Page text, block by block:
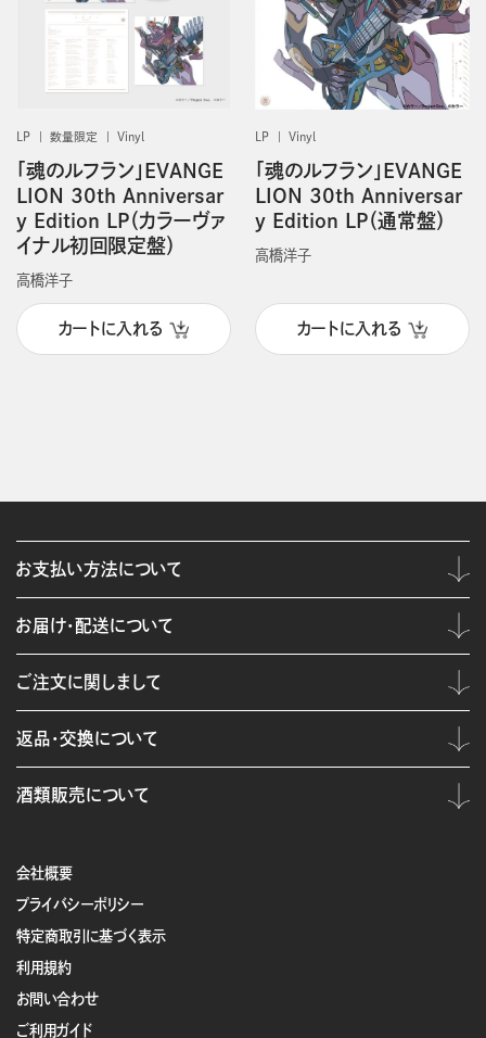
LP 数量限定 Vinyl
「魂のルフラン」EVANGE
LION 30th Anniversar
y Edition LP（カラーヴァ
イナル初回限定盤）
高橋洋子
カートに入れる
LP Vinyl
「魂のルフラン」EVANGE
LION 30th Anniversar
y Edition LP（通常盤）
高橋洋子
カートに入れる
会社概要
プライバシーポリシー
特定商取引に基づく表示
利用規約
お問い合わせ
ご利用ガイド
お支払い方法について
お届け・配送について
ご注文に関しまして
返品・交換について
酒類販売について